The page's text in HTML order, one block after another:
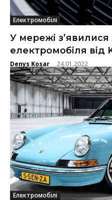
Електромобілі
У мережі
електромобіля від
Denys Kosar - 24.01.2022
Електромобілі